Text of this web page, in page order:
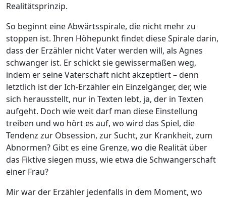
Realitätsprinzip.
So beginnt eine Abwärtsspirale, die nicht mehr zu
stoppen ist. Ihren Höhepunkt findet diese Spirale darin,
dass der Erzähler nicht Vater werden will, als Agnes
schwanger ist. Er schickt sie gewissermaßen weg,
indem er seine Vaterschaft nicht akzeptiert – denn
letztlich ist der Ich-Erzähler ein Einzelgänger, der, wie
sich herausstellt, nur in Texten lebt, ja, der in Texten
aufgeht. Doch wie weit darf man diese Einstellung
treiben und wo hört es auf, wo wird das Spiel, die
Tendenz zur Obsession, zur Sucht, zur Krankheit, zum
Abnormen? Gibt es eine Grenze, wo die Realität über
das Fiktive siegen muss, wie etwa die Schwangerschaft
einer Frau?
Mir war der Erzähler jedenfalls in dem Moment, wo